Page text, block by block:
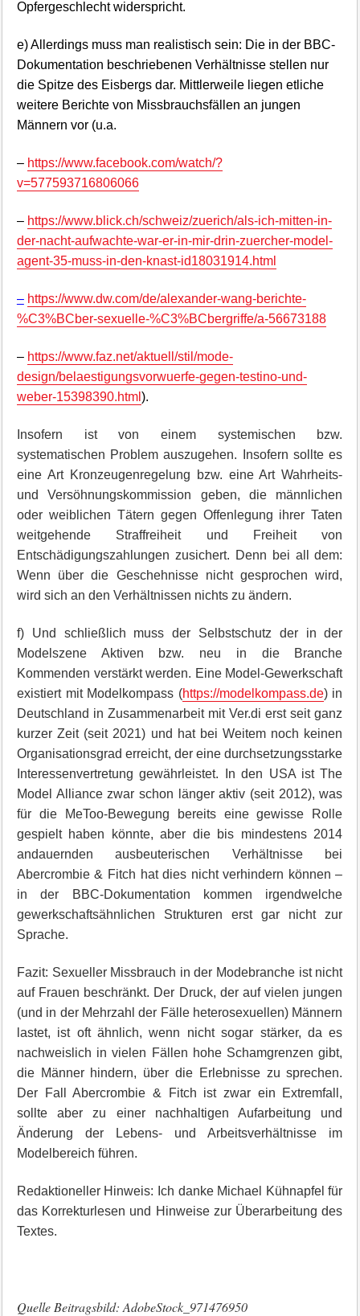
Opfergeschlecht widerspricht.
e) Allerdings muss man realistisch sein: Die in der BBC-
Dokumentation beschriebenen Verhältnisse stellen nur
die Spitze des Eisbergs dar. Mittlerweile liegen etliche
weitere Berichte von Missbrauchsfällen an jungen
Männern vor (u.a.
– https://www.facebook.com/watch/?
v=577593716806066
– https://www.blick.ch/schweiz/zuerich/als-ich-mitten-in-
der-nacht-aufwachte-war-er-in-mir-drin-zuercher-model-
agent-35-muss-in-den-knast-id18031914.html
– https://www.dw.com/de/alexander-wang-berichte-
%C3%BCber-sexuelle-%C3%BCbergriffe/a-56673188
– https://www.faz.net/aktuell/stil/mode-
design/belaestigungsvorwuerfe-gegen-testino-und-
weber-15398390.html ).
Insofern ist von einem systemischen bzw.
systematischen Problem auszugehen. Insofern sollte es
eine Art Kronzeugenregelung bzw. eine Art Wahrheits-
und Versöhnungskommission geben, die männlichen
oder weiblichen Tätern gegen Offenlegung ihrer Taten
weitgehende Straffreiheit und Freiheit von
Entschädigungszahlungen zusichert. Denn bei all dem:
Wenn über die Geschehnisse nicht gesprochen wird,
wird sich an den Verhältnissen nichts zu ändern.
f) Und schließlich muss der Selbstschutz der in der
Modelszene Aktiven bzw. neu in die Branche
Kommenden verstärkt werden. Eine Model-Gewerkschaft
existiert mit Modelkompass (https://modelkompass.de) in
Deutschland in Zusammenarbeit mit Ver.di erst seit ganz
kurzer Zeit (seit 2021) und hat bei Weitem noch keinen
Organisationsgrad erreicht, der eine durchsetzungsstarke
Interessenvertretung gewährleistet. In den USA ist The
Model Alliance zwar schon länger aktiv (seit 2012), was
für die MeToo-Bewegung bereits eine gewisse Rolle
gespielt haben könnte, aber die bis mindestens 2014
andauernden ausbeuterischen Verhältnisse bei
Abercrombie & Fitch hat dies nicht verhindern können –
in der BBC-Dokumentation kommen irgendwelche
gewerkschaftsähnlichen Strukturen erst gar nicht zur
Sprache.
Fazit: Sexueller Missbrauch in der Modebranche ist nicht
auf Frauen beschränkt. Der Druck, der auf vielen jungen
(und in der Mehrzahl der Fälle heterosexuellen) Männern
lastet, ist oft ähnlich, wenn nicht sogar stärker, da es
nachweislich in vielen Fällen hohe Schamgrenzen gibt,
die Männer hindern, über die Erlebnisse zu sprechen.
Der Fall Abercrombie & Fitch ist zwar ein Extremfall,
sollte aber zu einer nachhaltigen Aufarbeitung und
Änderung der Lebens- und Arbeitsverhältnisse im
Modelbereich führen.
Redaktioneller Hinweis: Ich danke Michael Kühnapfel für
das Korrekturlesen und Hinweise zur Überarbeitung des
Textes.
Quelle Beitragsbild: AdobeStock_971476950